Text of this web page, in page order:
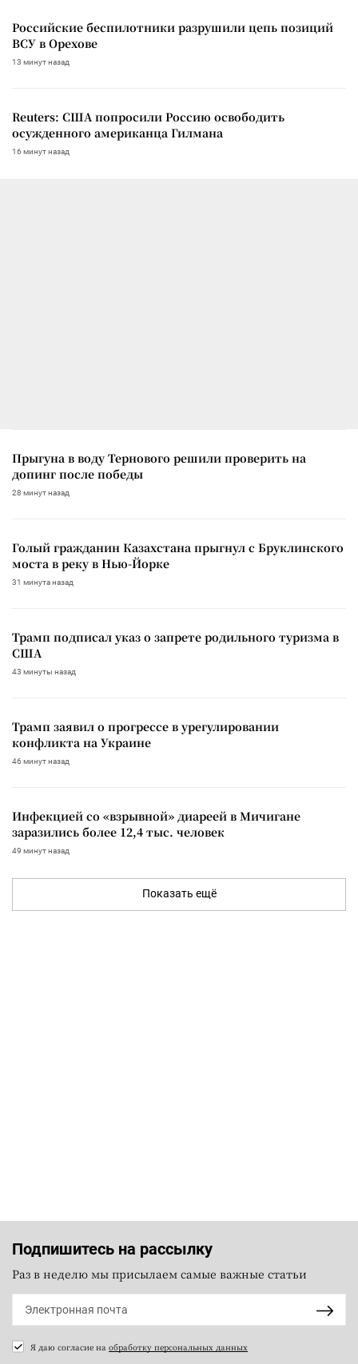
Российские беспилотники разрушили цепь позиций
ВСУ в Орехове
13 минут назад
Reuters: США попросили Россию освободить
осужденного американца Гилмана
16 минут назад
Прыгуна в воду Тернового решили проверить на
допинг после победы
28 минут назад
Голый гражданин Казахстана прыгнул с Бруклинского
моста в реку в Нью-Йорке
31 минута назад
Трамп подписал указ о запрете родильного туризма в
США
43 минуты назад
Трамп заявил о прогрессе в урегулировании
конфликта на Украине
46 минут назад
Инфекцией со «взрывной» диареей в Мичигане
заразились более 12,4 тыс. человек
49 минут назад
Показать ещё
Подпишитесь на рассылку
Раз в неделю мы присылаем самые важные статьи
Я даю согласие на обработку персональных данных